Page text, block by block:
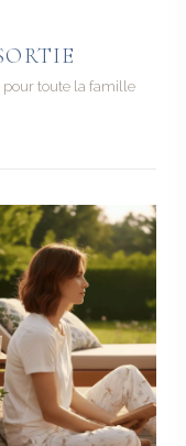
toute la famille